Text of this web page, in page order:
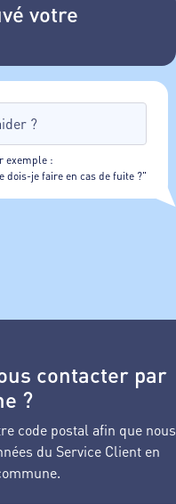
votre
exemple :
dois-je faire en cas de fuite ?"
contacter par
?
code postal afin que nous
du Service Client en